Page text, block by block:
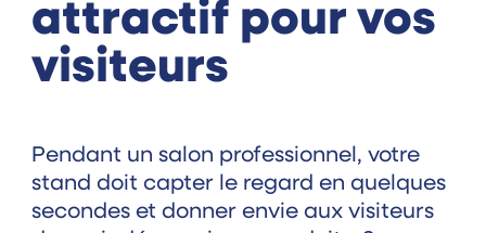
attractif pour vos
visiteurs
Pendant un salon professionnel, votre
stand doit capter le regard en quelques
secondes et donner envie aux visiteurs